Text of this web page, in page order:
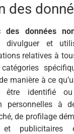
des
des données
divulguer et
relatives à
manière à ce
être identifié
personnelles à
de profilage
et